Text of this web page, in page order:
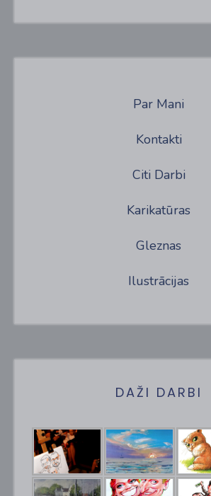
Par Mani
Kontakti
Citi Darbi
Karikatūras
Gleznas
Ilustrācijas
DAŽI DARBI